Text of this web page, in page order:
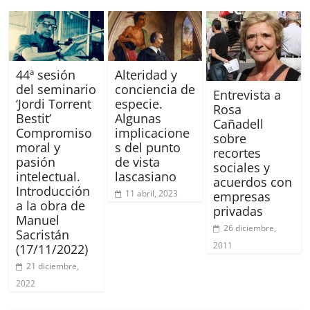
44ª sesión
del seminario
‘Jordi Torrent
Bestit’
Compromiso
moral y
pasión
intelectual.
Introducción
a la obra de
Manuel
Sacristán
(17/11/2022)
21 diciembre,
2022
Alteridad y
conciencia de
especie.
Algunas
implicacione
s del punto
de vista
lascasiano
11 abril, 2023
Entrevista a
Rosa
Cañadell
sobre
recortes
sociales y
acuerdos con
empresas
privadas
26 diciembre,
2011